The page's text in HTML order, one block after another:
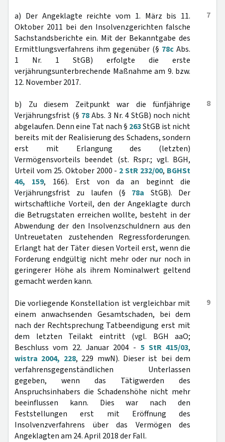
7
a) Der Angeklagte reichte vom 1. März bis 11.
Oktober 2011 bei den Insolvenzgerichten falsche
Sachstandsberichte ein. Mit der Bekanntgabe des
Ermittlungsverfahrens ihm gegenüber (§ 78c Abs.
1 Nr. 1 StGB) erfolgte die erste
verjährungsunterbrechende Maßnahme am 9. bzw.
12. November 2017.
8
b) Zu diesem Zeitpunkt war die fünfjährige
Verjährungsfrist (§ 78Abs. 3 Nr. 4 StGB) noch nicht
abgelaufen. Denn eine Tat nach § 263StGB ist nicht
bereits mit der Realisierung des Schadens, sondern
erst mit Erlangung des (letzten)
Vermögensvorteils beendet (st. Rspr.; vgl. BGH,
Urteil vom 25. Oktober 2000 - 2 StR 232/00, BGHSt
46, 159, 166). Erst von da an beginnt die
Verjährungsfrist zu laufen (§ 78a StGB). Der
wirtschaftliche Vorteil, den der Angeklagte durch
die Betrugstaten erreichen wollte, besteht in der
Abwendung der den Insolvenzschuldnern aus den
Untreuetaten zustehenden Regressforderungen.
Erlangt hat der Täter diesen Vorteil erst, wenn die
Forderung endgültig nicht mehr oder nur noch in
geringerer Höhe als ihrem Nominalwert geltend
gemacht werden kann.
9
Die vorliegende Konstellation ist vergleichbar mit
einem anwachsenden Gesamtschaden, bei dem
nach der Rechtsprechung Tatbeendigung erst mit
dem letzten Teilakt eintritt (vgl. BGH aaO;
Beschluss vom 22. Januar 2004 - 5 StR 415/03,
wistra 2004, 228, 229 mwN). Dieser ist bei dem
verfahrensgegenständlichen Unterlassen
gegeben, wenn das Tätigwerden des
Anspruchsinhabers die Schadenshöhe nicht mehr
beeinflussen kann. Dies war nach den
Feststellungen erst mit Eröffnung des
Insolvenzverfahrens über das Vermögen des
Angeklagten am 24. April 2018 der Fall.